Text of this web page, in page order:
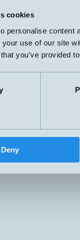
cookies
personalise content
your use of our site
you’ve provided
Deny
nano-15/CF
nano-15/CI